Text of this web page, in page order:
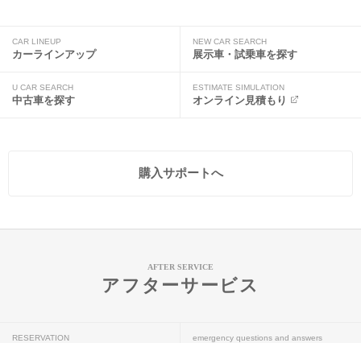
CAR LINEUP
カーラインアップ
NEW CAR SEARCH
展示車・試乗車を探す
U CAR SEARCH
中古車を探す
ESTIMATE SIMULATION
オンライン見積もり
購入サポートへ
AFTER SERVICE
アフターサービス
RESERVATION emergency questions and answers